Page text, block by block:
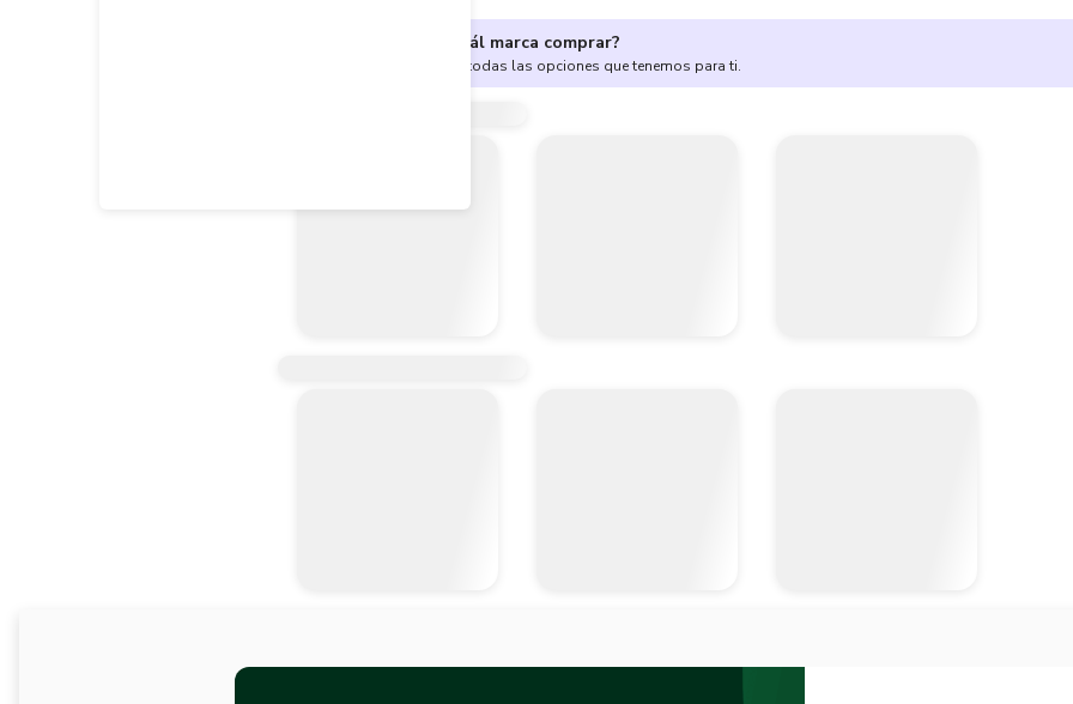
¿No sabes cuál marca comprar?
Encuentra aquí todas las opciones que tenemos para ti.